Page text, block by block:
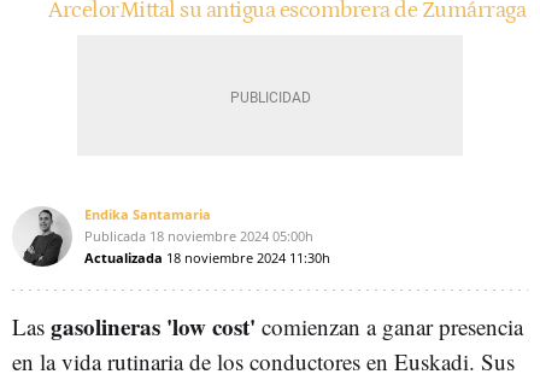
ArcelorMittal su antigua escombrera de Zumárraga
Endika Santamaria
Publicada 18 noviembre 2024 05:00h
Actualizada 18 noviembre 2024 11:30h
Las gasolineras 'low cost' comienzan a ganar presencia
en la vida rutinaria de los conductores en Euskadi. Sus